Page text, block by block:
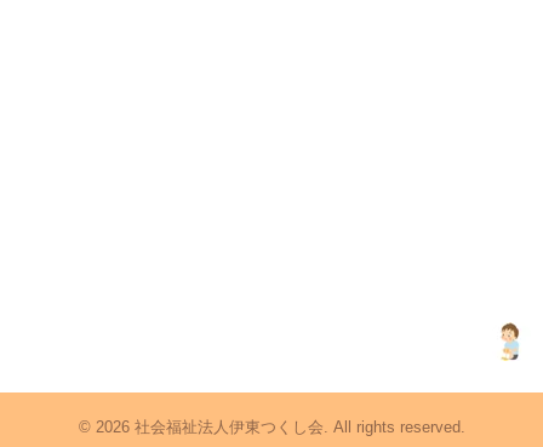
© 2026 社会福祉法人伊東つくし会. All rights reserved.